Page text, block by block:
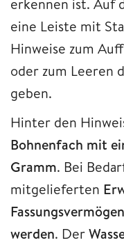
erkennen ist. Auf
eine Leiste mit
Hinweise zum
oder zum Leeren
geben.
Hinter den
Bohnenfach mit
Gramm. Bei
mitgelieferten
werden. Der